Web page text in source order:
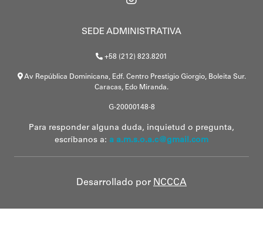
SEDE ADMINISTRATIVA
+58 (212) 823.8201
Av República Dominicana, Edf. Centro Prestigio Giorgio, Boleita Sur.
Caracas, Edo Miranda.
G-20000148-8
Para responder alguna duda, inquietud o pregunta,
escríbanos a: a a.m.s.o.a.c@gmail.com
Desarrollado por NCCCA